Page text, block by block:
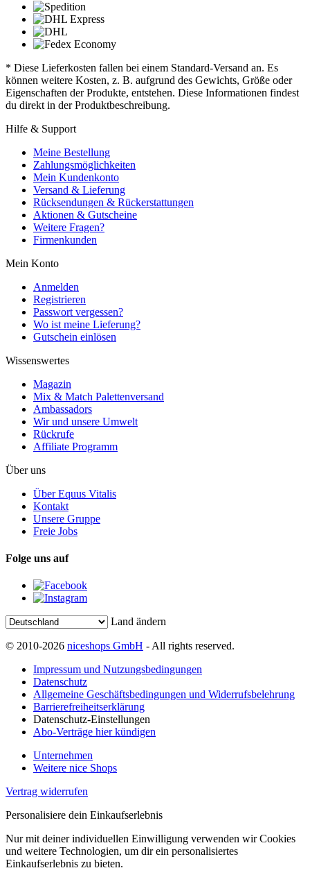
* Diese Lieferkosten fallen bei einem Standard-Versand an. Es
können weitere Kosten, z. B. aufgrund des Gewichts, Größe oder
Eigenschaften der Produkte, entstehen. Diese Informationen findest
du direkt in der Produktbeschreibung.
Hilfe & Support
Meine Bestellung
Zahlungsmöglichkeiten
Mein Kundenkonto
Versand & Lieferung
Rücksendungen & Rückerstattungen
Aktionen & Gutscheine
Weitere Fragen?
Firmenkunden
Mein Konto
Anmelden
Registrieren
Passwort vergessen?
Wo ist meine Lieferung?
Gutschein einlösen
Wissenswertes
Magazin
Mix & Match Palettenversand
Ambassadors
Wir und unsere Umwelt
Rückrufe
Affiliate Programm
Über uns
Über Equus Vitalis
Kontakt
Unsere Gruppe
Freie Jobs
Folge uns auf
Land ändern
© 2010-2026 niceshops GmbH - All rights reserved.
Impressum und Nutzungsbedingungen
Datenschutz
Allgemeine Geschäftsbedingungen und Widerrufsbelehrung
Barrierefreiheitserklärung
Datenschutz-Einstellungen
Abo-Verträge hier kündigen
Unternehmen
Weitere nice Shops
Vertrag widerrufen
Personalisiere dein Einkaufserlebnis
Nur mit deiner individuellen Einwilligung verwenden wir Cookies
und weitere Technologien, um dir ein personalisiertes
Einkaufserlebnis zu bieten.